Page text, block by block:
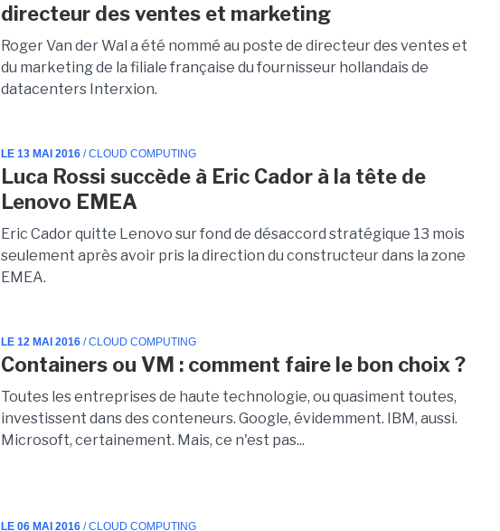
directeur des ventes et marketing
Roger Van der Wal a été nommé au poste de directeur des ventes et
du marketing de la filiale française du fournisseur hollandais de
datacenters Interxion.
LE 13 MAI 2016 / CLOUD COMPUTING
Luca Rossi succède à Eric Cador à la tête de
Lenovo EMEA
Eric Cador quitte Lenovo sur fond de désaccord stratégique 13 mois
seulement après avoir pris la direction du constructeur dans la zone
EMEA.
LE 12 MAI 2016 / CLOUD COMPUTING
Containers ou VM : comment faire le bon choix ?
Toutes les entreprises de haute technologie, ou quasiment toutes,
investissent dans des conteneurs. Google, évidemment. IBM, aussi.
Microsoft, certainement. Mais, ce n'est pas...
LE 06 MAI 2016 / CLOUD COMPUTING